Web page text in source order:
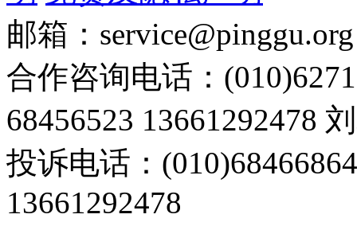
邮箱：service@pinggu.org
合作咨询电话：
68456523 13661292478
投诉电话：
13661292478